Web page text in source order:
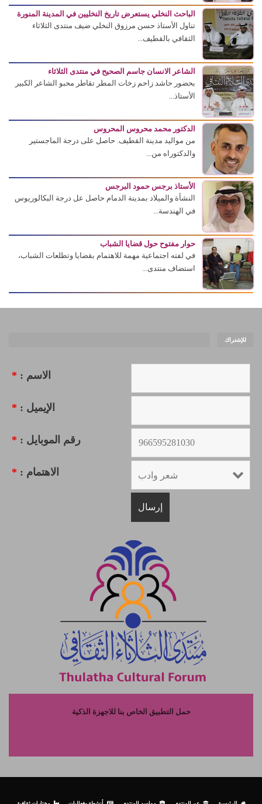
الباحث النخلي يستعرض تاريخ النخليين في المدينة المنورة
تناول الأستاذ حسن مرزوق النخلي ضيف منتدى الثلاثاء
الثقافي بالقطيف...
الشاعر الانسان جاسم الصحيح في منتدى الثلاثاء
بحضور حاشد زاحم زخات المطر تقاطر محبو الشاعر الكبير
الأستاذ...
الدكتور محمد محروس المحروس
من مواليد مدينة القطيف. حاصل على درجة الماجستير
والدكتوراه من...
الأستاذ برجس حمود البرجس
النشأة والميلاد بمدينة الدمام حاصل عل درجة البكالوريوس
في الهندسة...
حوار مفتوح حول قضايا الشباب
في لفته اجتماعية مهمة للاهتمام بقضايا وتطلعات الشباب،
استضاف منتدى...
للإشتراك
الاسم : *
الإيميل : *
رقم الموبايل : *
الاهتمام : *
حمل التطبيق الخاص بنا للاجهزة الذكية